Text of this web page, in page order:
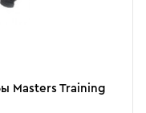
Masters Training